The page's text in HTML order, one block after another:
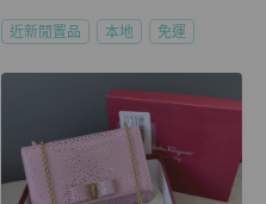
近新閒置品 本地 免運